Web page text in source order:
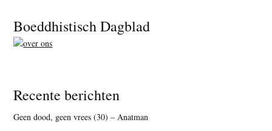
Footer
Boeddhistisch Dagblad
Recente berichten
Geen dood, geen vrees (30) – Anatman